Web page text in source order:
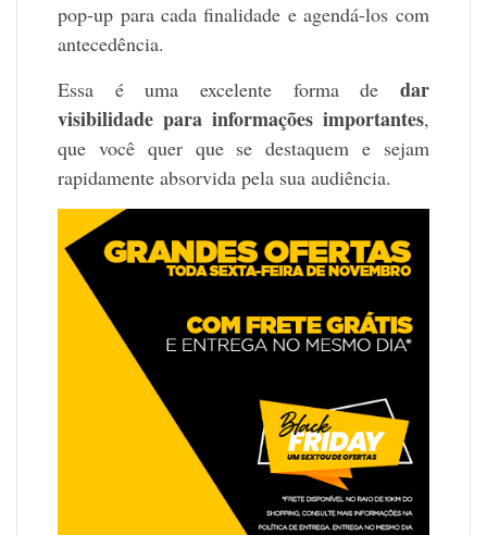
pop-up para cada finalidade e agendá-los com
antecedência.
Essa é uma excelente forma de dar
visibilidade para informações importantes,
que você quer que se destaquem e sejam
rapidamente absorvida pela sua audiência.